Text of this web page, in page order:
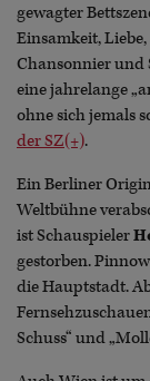
gewagter
Einsamkeit,
Chansonnier und
eine jahrelange
ohne sich jemals
der SZ(+).
Ein Berliner
Weltbühne
ist Schauspieler
gestorben.
die Hauptstadt.
Schuss“ und